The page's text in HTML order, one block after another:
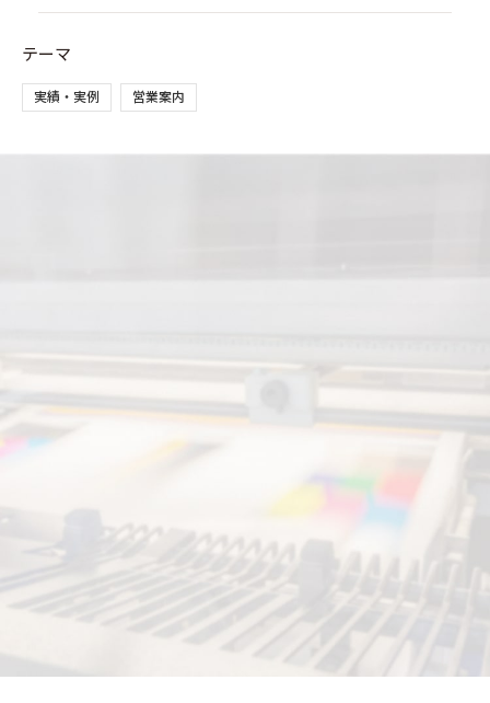
テーマ
実績・実例 営業案内
03-5827-2347
［受付時間］9時～17時
（土・日・祝・年末年始をのぞく）